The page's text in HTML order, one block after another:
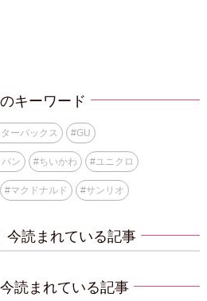
キーワード
ーバックス #GU
ン #ちいかわ #ユニクロ
#マクドナルド #サンリオ
今読まれている記事
今読まれている記事